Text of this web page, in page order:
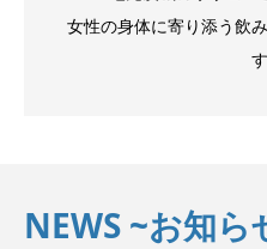
女性の身体に寄り添う飲
す
NEWS ~お知ら